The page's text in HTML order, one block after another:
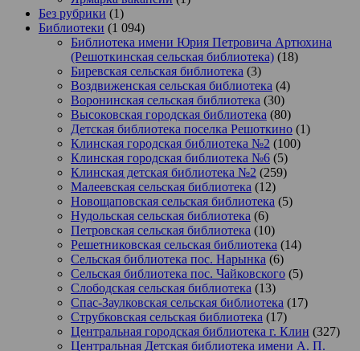
Без рубрики (1)
Библиотеки (1 094)
Библиотека имени Юрия Петровича Артюхина
(Решоткинская сельская библиотека) (18)
Биревская сельская библиотека (3)
Воздвиженская сельская библиотека (4)
Воронинская сельская библиотека (30)
Высоковская городская библиотека (80)
Детская библиотека поселка Решоткино (1)
Клинская городская библиотека №2 (100)
Клинская городская библиотека №6 (5)
Клинская детская библиотека №2 (259)
Малеевская сельская библиотека (12)
Новощаповская сельская библиотека (5)
Нудольская сельская библиотека (6)
Петровская сельская библиотека (10)
Решетниковская сельская библиотека (14)
Сельская библиотека пос. Нарынка (6)
Сельская библиотека пос. Чайковского (5)
Слободская сельская библиотека (13)
Спас-Заулковская сельская библиотека (17)
Струбковская сельская библиотека (17)
Центральная городская библиотека г. Клин (327)
Центральная Детская библиотека имени А. П.